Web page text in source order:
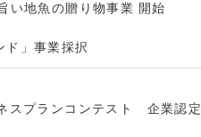
い地魚の贈り物事業 開始
ド」事業採択
スプランコンテスト 企業認定